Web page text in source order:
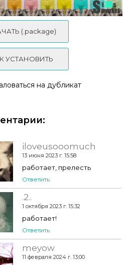
(.package)
УСТАНОВИТЬ
на дубликат
iloveusooomuch
13 июня 2023 г. 15:58
работает, прелесть
Ответить
.2..
1 октября 2023 г. 15:32
работает!
Ответить
meyow
11 февраля 2024 г. 13:00